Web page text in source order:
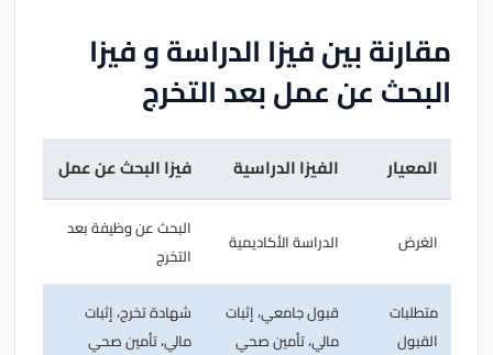
مقارنة بين فيزا الدراسة و فيزا
البحث عن عمل بعد التخرج
المعيار الفيزا الدراسية فيزا البحث عن عمل
الغرض الدراسة الأكاديمية
البحث عن وظيفة بعد
التخرج
متطلبات
القبول
قبول جامعي، إثبات
مالي، تأمين صحي
شهادة تخرج، إثبات
مالي، تأمين صحي